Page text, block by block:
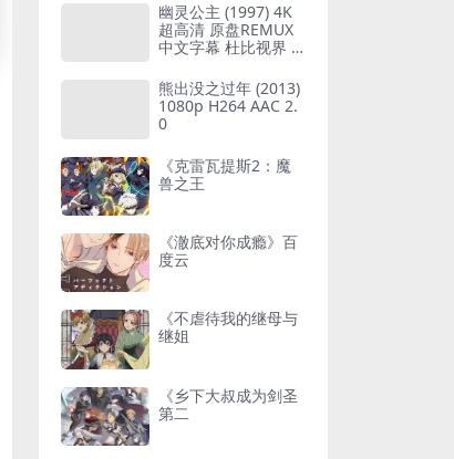
幽灵公主 (1997) 4K
超高清 原盘REMUX
中文字幕 杜比视界 H
CM 2.0
熊出没之过年 (2013)
1080p H264 AAC 2.
0
《克雷瓦提斯2：魔
兽之王
《澈底对你成瘾》百
度云
《不虐待我的继母与
继姐
《乡下大叔成为剑圣
第二